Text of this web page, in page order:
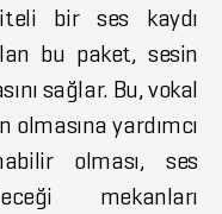
bir ses kaydı
bu paket, sesin
sağlar. Bu, vokal
olmasına yardımcı
olması, ses
mekanları